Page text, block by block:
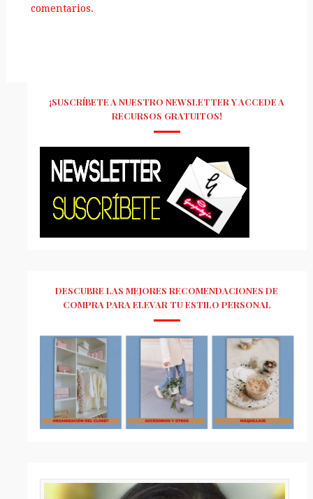
comentarios.
¡SUSCRÍBETE A NUESTRO NEWSLETTER Y ACCEDE A
RECURSOS GRATUITOS!
DESCUBRE LAS MEJORES RECOMENDACIONES DE
COMPRA PARA ELEVAR TU ESTILO PERSONAL